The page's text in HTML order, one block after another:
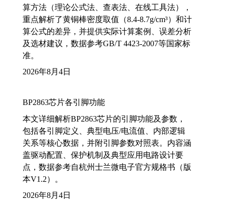
算方法（理论公式法、查表法、在线工具法），
重点解析了黄铜棒密度取值（8.4-8.7g/cm³）和计
算公式的差异，并提供实际计算案例、误差分析
及选材建议，数据参考GB/T 4423-2007等国家标
准。
2026年8月4日
BP2863芯片各引脚功能
本文详细解析BP2863芯片的引脚功能及参数，
包括各引脚定义、典型电压/电流值、内部逻辑
关系等核心数据，并附引脚参数对照表。内容涵
盖驱动配置、保护机制及典型应用电路设计要
点，数据参考自杭州士兰微电子官方规格书（版
本V1.2）。
2026年8月4日